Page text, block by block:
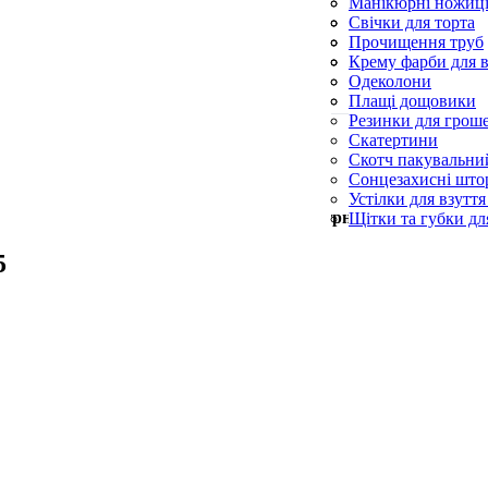
Форми для випічки
Пилки для п’ят
Пилочки для нігтів
Свічки для торта
Свічки конусні та
Церковні свічки
Прочищення труб
Серветки для
Синька
Скребки для посуду
Крему фарби для
Одеколони
Плащі дощовики
Резинки для
Скатертини
Скотч
Сонцезахисні
Устілки для
Щітки та губки
грн